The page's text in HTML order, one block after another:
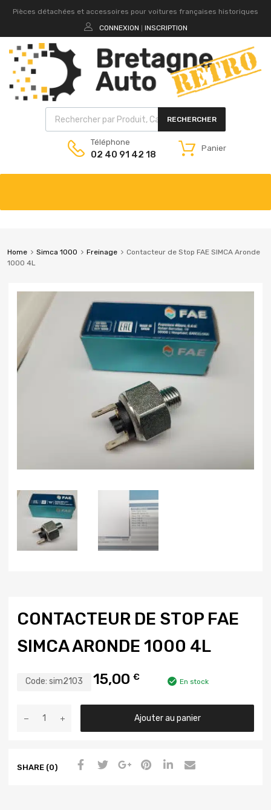
Pièces détachées et accessoires pour voitures françaises historiques
CONNEXION
INSCRIPTION
RECHERCHER
Téléphone
02 40 91 42 18
Panier
Home Simca 1000 Freinage
Contacteur de Stop FAE SIMCA Aronde
1000 4L
CONTACTEUR DE STOP FAE
SIMCA ARONDE 1000 4L
Code: sim2103 15,00 € En stock
Ajouter au panier
SHARE (0)